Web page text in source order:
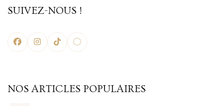
SUIVEZ-NOUS !
NOS ARTICLES POPULAIRES